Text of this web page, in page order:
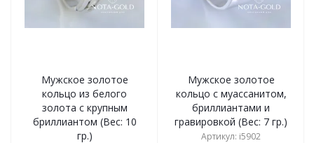
Мужское золотое
кольцо из белого
золота с крупным
бриллиантом (Вес: 10
гр.)
Мужское золотое
кольцо с муассанитом,
бриллиантами и
гравировкой (Вес: 7 гр.)
Артикул: i5902